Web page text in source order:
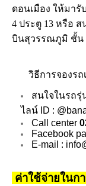
ดอนเมือง ให้มารั
4 ประตู 13 หรือ
บินสุวรรณภูมิ ชั้น
วิธีการจองรถ
สนใจในรถรุ่
ไลน์ ID :
Call center
Facebook
E-mail :
ค่าใช้จ่ายในก